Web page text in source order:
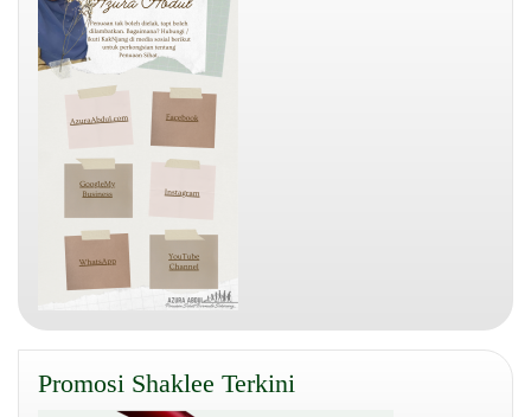
Promosi Shaklee Terkini